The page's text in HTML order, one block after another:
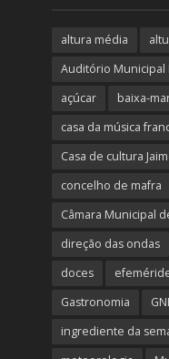
altura média
Auditório Municipal
açúcar
baixa-
casa da música
Casa de cultura
concelho de mafra
Câmara Municipal
direção das ondas
doces
Gastronomia
ingrediente da